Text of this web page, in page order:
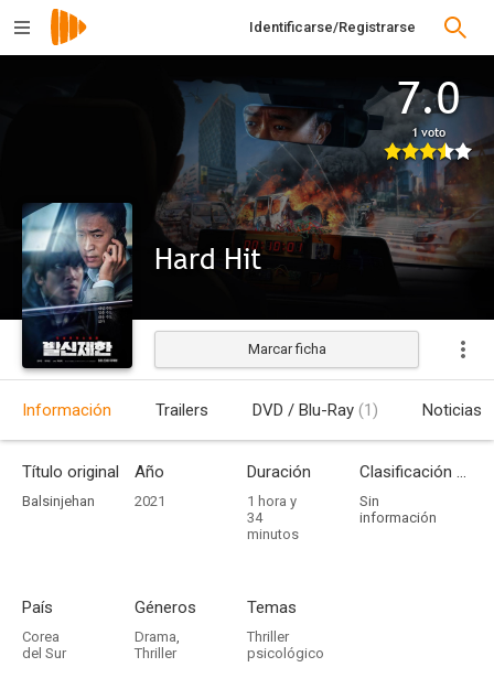
Identificarse/Registrarse
7.0
1 voto
Hard Hit
Estrenada
Marcar ficha
Información Trailers DVD / Blu-Ray (1) Noticias
Título original
Balsinjehan
Año
2021
Duración
1 hora y
34
minutos
Clasificación por edades
Sin
información
País
Corea
del Sur
Géneros
Drama,
Thriller
Temas
Thriller
psicológico